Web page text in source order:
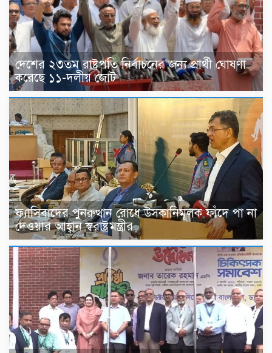
দেশের ২৩তম রাষ্ট্রপতি নির্বাচনের জন্য প্রার্থী ঘোষণা
করেছে ১১-দলীয় জোট
ফ্যাসিবাদের পুনরুত্থান রোধে উসকানিমূলক ফাঁদে পা না
দেওয়ার আহ্বান স্বরাষ্ট্রমন্ত্রীর